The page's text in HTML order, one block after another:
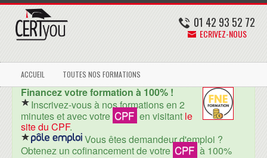
01 42 93 52 72
ECRIVEZ-NOUS
ACCUEIL TOUTES NOS FORMATIONS
Financez votre formation à 100% !
Inscrivez-vous à nos formations en 2
minutes et avec votre CPF en visitant le
site du CPF.
Vous êtes demandeur d'emploi ?
Obtenez un cofinancement de votre CPF à 100%